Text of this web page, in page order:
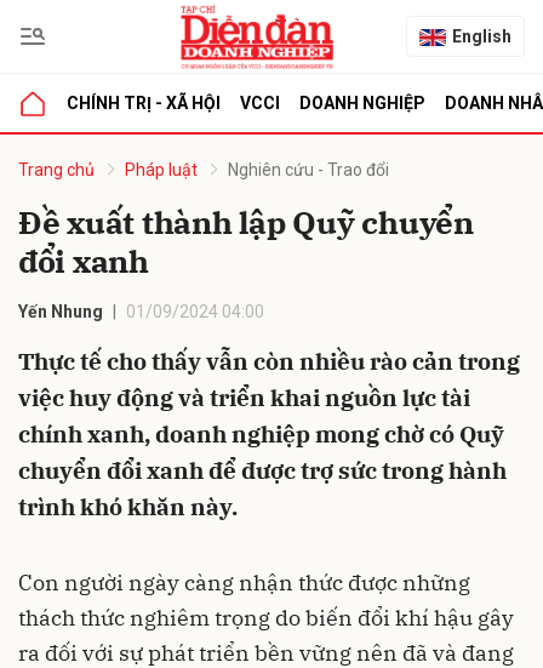
English
CHÍNH TRỊ - XÃ HỘI VCCI DOANH NGHIỆP DOANH
Trang chủ Pháp luật Nghiên cứu - Trao đổi
Đề xuất thành lập Quỹ chuyển
đổi xanh
Yến Nhung 01/09/2024 04:00
Thực tế cho thấy vẫn còn nhiều rào cản trong
việc huy động và triển khai nguồn lực tài
chính xanh, doanh nghiệp mong chờ có Quỹ
chuyển đổi xanh để được trợ sức trong hành
trình khó khăn này.
Con người ngày càng nhận thức được những
thách thức nghiêm trọng do biến đổi khí hậu gây
ra đối với sự phát triển bền vững nên đã và đang
luận
Hủy